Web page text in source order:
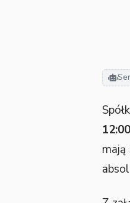
12:00